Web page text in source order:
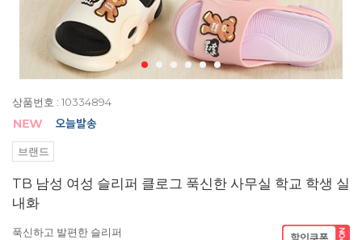
상품번호 : 10334894
브랜드
TB 남성 여성 슬리퍼 클로그 푹신한 사무실 학교 학생 실
내화
푹신하고 발편한 슬리퍼